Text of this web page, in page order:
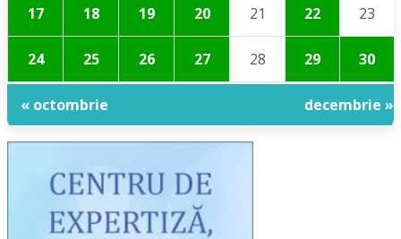
17 18 19 20 21 22 23
24 25 26 27 28 29 30
« octombrie decembrie »